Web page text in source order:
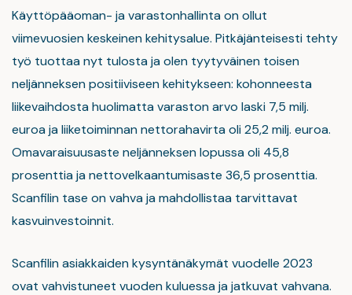
Käyttöpääoman- ja varastonhallinta on ollut
viimevuosien keskeinen kehitysalue. Pitkäjänteisesti tehty
työ tuottaa nyt tulosta ja olen tyytyväinen toisen
neljänneksen positiiviseen kehitykseen: kohonneesta
liikevaihdosta huolimatta varaston arvo laski 7,5 milj.
euroa ja liiketoiminnan nettorahavirta oli 25,2 milj. euroa.
Omavaraisuusaste neljänneksen lopussa oli 45,8
prosenttia ja nettovelkaantumisaste 36,5 prosenttia.
Scanfilin tase on vahva ja mahdollistaa tarvittavat
kasvuinvestoinnit.
Scanfilin asiakkaiden kysyntänäkymät vuodelle 2023
ovat vahvistuneet vuoden kuluessa ja jatkuvat vahvana.